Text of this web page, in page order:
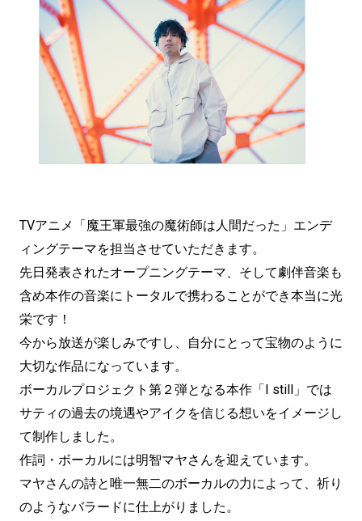
TVアニメ「魔王軍最強の魔術師は人間だった」エンデ
ィングテーマを担当させていただきます。
先日発表されたオープニングテーマ、そして劇伴音楽も
含め本作の音楽にトータルで携わることができ本当に光
栄です！
今から放送が楽しみですし、自分にとって宝物のように
大切な作品になっています。
ボーカルプロジェクト第２弾となる本作「I still」では
サティの過去の境遇やアイクを信じる想いをイメージし
て制作しました。
作詞・ボーカルには明智マヤさんを迎えています。
マヤさんの詩と唯一無二のボーカルの力によって、祈り
のようなバラードに仕上がりました。